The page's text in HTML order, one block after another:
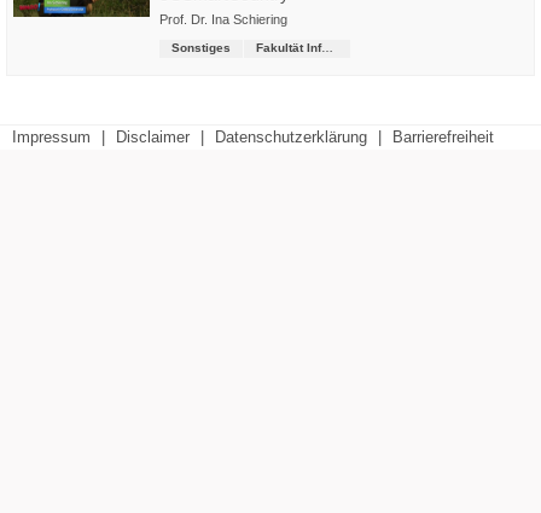
Prof. Dr. Ina Schiering
Sonstiges Fakultät Informatik
Impressum Disclaimer Datenschutzerklärung Barrierefreiheit